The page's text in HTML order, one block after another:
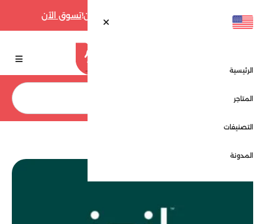
تسوق الآن
الرئيسية
المتاجر
التصنيفات
المدونة